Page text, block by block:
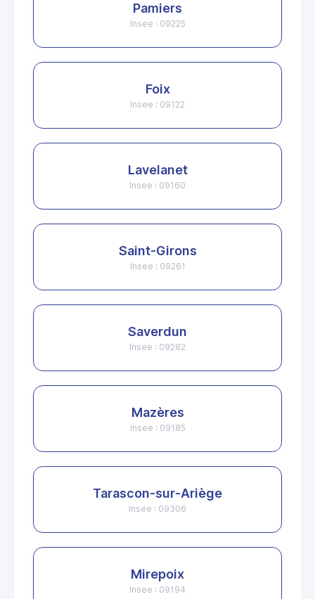
Pamiers
Insee : 09225
Foix
Insee : 09122
Lavelanet
Insee : 09160
Saint-Girons
Insee : 09261
Saverdun
Insee : 09282
Mazères
Insee : 09185
Tarascon-sur-Ariège
Insee : 09306
Mirepoix
Insee : 09194